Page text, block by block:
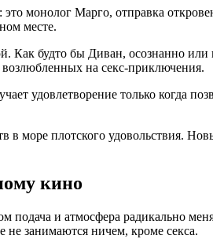
монолог Марго, отправка
месте.
Как будто бы Диван, осознанно
на секс-приключения.
удовлетворение только когда
в море плотского удовольствия.
кино
подача и атмосфера радикально
не занимаются ничем, кроме секса.